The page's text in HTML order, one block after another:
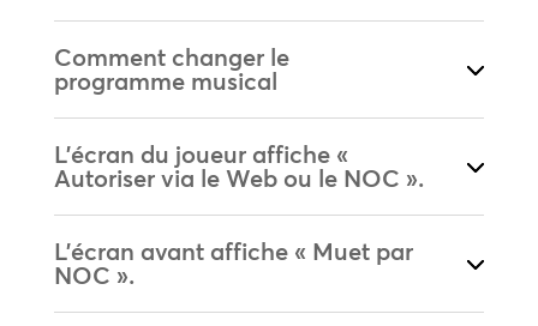
Comment changer le
programme musical
L'écran du joueur affiche «
Autoriser via le Web ou le NOC ».
L'écran avant affiche « Muet par
NOC ».